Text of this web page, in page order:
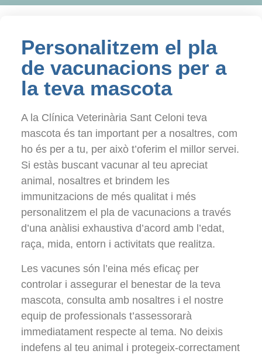
Personalitzem el pla
de vacunacions per a
la teva mascota
A la Clínica Veterinària Sant Celoni teva
mascota és tan important per a nosaltres, com
ho és per a tu, per això t’oferim el millor servei.
Si estàs buscant vacunar al teu apreciat
animal, nosaltres et brindem les
immunitzacions de més qualitat i més
personalitzem el pla de vacunacions a través
d’una anàlisi exhaustiva d’acord amb l’edat,
raça, mida, entorn i activitats que realitza.
Les vacunes són l’eina més eficaç per
controlar i assegurar el benestar de la teva
mascota, consulta amb nosaltres i el nostre
equip de professionals t’assessorarà
immediatament respecte al tema. No deixis
indefens al teu animal i protegeix-correctament